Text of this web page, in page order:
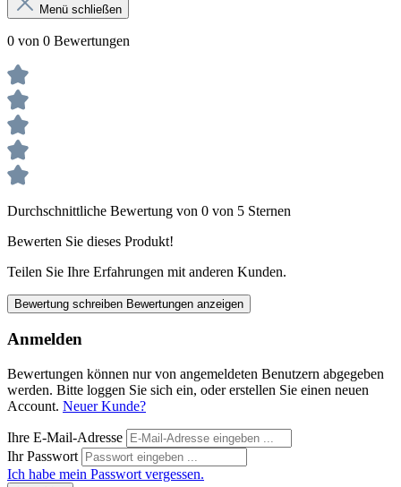
Menü schließen
0 von 0 Bewertungen
Durchschnittliche Bewertung von 0 von 5 Sternen
Bewerten Sie dieses Produkt!
Teilen Sie Ihre Erfahrungen mit anderen Kunden.
Bewertung schreiben Bewertungen anzeigen
Anmelden
Bewertungen können nur von angemeldeten Benutzern abgegeben
werden. Bitte loggen Sie sich ein, oder erstellen Sie einen neuen
Account. Neuer Kunde?
Ihre E-Mail-Adresse
Ihr Passwort
Ich habe mein Passwort vergessen.